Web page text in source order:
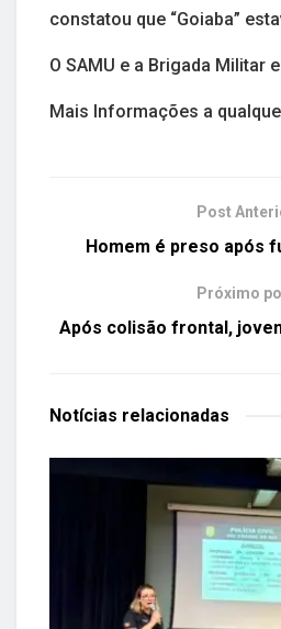
constatou que “Goiaba”
O SAMU e a Brigada Militar
Mais Informações a
Post
Homem é preso após
Próximo
Após colisão frontal,
Notícias relacionadas